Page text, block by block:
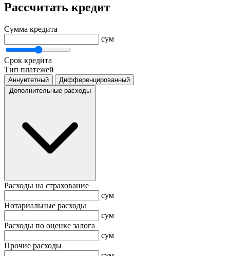
Рассчитать кредит
Сумма кредита
сум
Срок кредита
Тип платежей
Аннуитетный
Дифференцированный
Дополнительные расходы
Расходы на страхование
сум
Нотариальные расходы
сум
Расходы по оценке залога
сум
Прочие расходы